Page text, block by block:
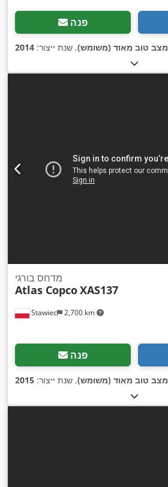
פנה
מצב טוב מאוד (משומש), שנת ייצור: 2014
Stawiec 2,700 km
מדחס בורגי
Atlas CopcoXAS137
פנה
מצב טוב מאוד (משומש), שנת ייצור: 2015